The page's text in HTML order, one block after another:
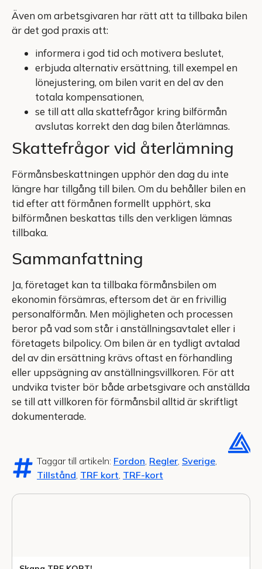
Även om arbetsgivaren har rätt att ta tillbaka bilen
är det god praxis att:
informera i god tid och motivera beslutet,
erbjuda alternativ ersättning, till exempel en
lönejustering, om bilen varit en del av den
totala kompensationen,
se till att alla skattefrågor kring bilförmån
avslutas korrekt den dag bilen återlämnas.
Skattefrågor vid återlämning
Förmånsbeskattningen upphör den dag du inte
längre har tillgång till bilen. Om du behåller bilen en
tid efter att förmånen formellt upphört, ska
bilförmånen beskattas tills den verkligen lämnas
tillbaka.
Sammanfattning
Ja, företaget kan ta tillbaka förmånsbilen om
ekonomin försämras, eftersom det är en frivillig
personalförmån. Men möjligheten och processen
beror på vad som står i anställningsavtalet eller i
företagets bilpolicy. Om bilen är en tydligt avtalad
del av din ersättning krävs oftast en förhandling
eller uppsägning av anställningsvillkoren. För att
undvika tvister bör både arbetsgivare och anställda
se till att villkoren för förmånsbil alltid är skriftligt
dokumenterade.
Taggar till artikeln: Fordon Regler Sverige
Tillstånd TRF kort TRF-kort